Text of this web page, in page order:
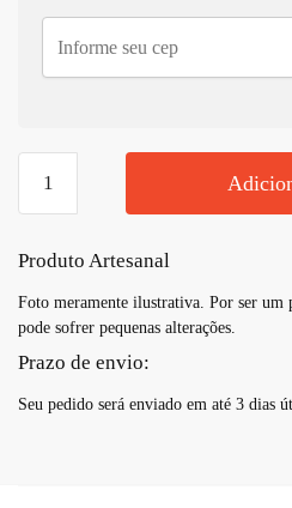
Fênix
Santo
Produto Artesanal
Foto meramente ilustrativa. Por ser um
pode sofrer pequenas alterações.
Prazo de envio:
Seu pedido será enviado em até 3 dias